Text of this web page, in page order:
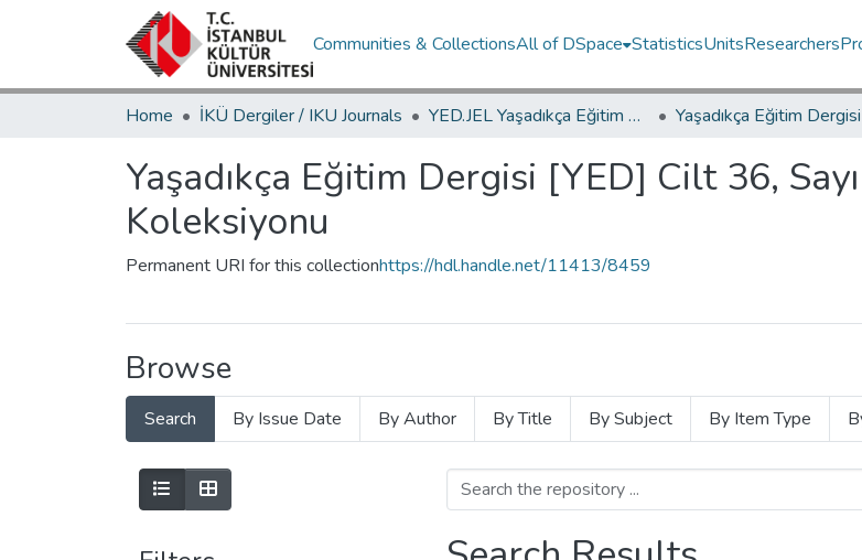
Communities & CollectionsAll of DSpace StatisticsUnitsResearchers
Home İKÜ Dergiler / IKU Journals YED.JEL Yaşadıkça Eğitim Dergisi / Journal of Education For Life
Yaşadıkça Eğitim Dergisi [YED] Cilt 36,
Koleksiyonu
Permanent URI for this collectionhttps://hdl.handle.net/11413/8459
Browse
Search By Issue Date By Author By Title By Subject By Item Type